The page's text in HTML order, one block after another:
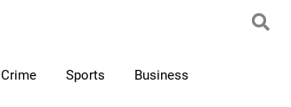
Crime Sports Business